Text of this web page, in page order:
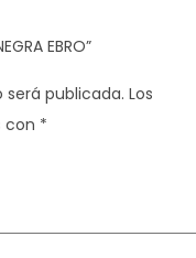
EBRO”
publicada. Los
con *